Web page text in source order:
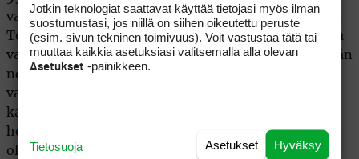
Jotkin teknologiat saattavat käyttää tietojasi myös ilman
suostumustasi, jos niillä on siihen oikeutettu peruste
(esim. sivun tekninen toimivuus). Voit vastustaa tätä tai
muuttaa kaikkia asetuksiasi valitsemalla alla olevan
Asetukset -painikkeen.
Hyväksy
Asetukset
Tietosuoja